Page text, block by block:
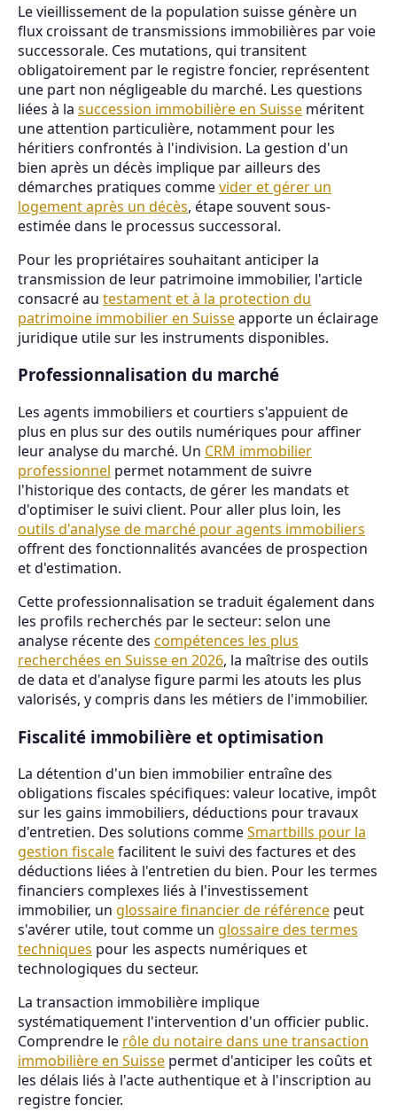
Le vieillissement de la population suisse génère un
flux croissant de transmissions immobilières par voie
successorale. Ces mutations, qui transitent
obligatoirement par le registre foncier, représentent
une part non négligeable du marché. Les questions
liées à la succession immobilière en Suisse méritent
une attention particulière, notamment pour les
héritiers confrontés à l'indivision. La gestion d'un
bien après un décès implique par ailleurs des
démarches pratiques commevider et gérer un
logement après un décès, étape souvent sous-
estimée dans le processus successoral.
Pour les propriétaires souhaitant anticiper la
transmission de leur patrimoine immobilier, l'article
consacré au testament et à la protection du
patrimoine immobilier en Suisseapporte un éclairage
juridique utile sur les instruments disponibles.
Professionnalisation du marché
Les agents immobiliers et courtiers s'appuient de
plus en plus sur des outils numériques pour affiner
leur analyse du marché. Un CRM immobilier
professionnel permet notamment de suivre
l'historique des contacts, de gérer les mandats et
d'optimiser le suivi client. Pour aller plus loin, les
outils d'analyse de marché pour agents immobiliers
offrent des fonctionnalités avancées de prospection
et d'estimation.
Cette professionnalisation se traduit également dans
les profils recherchés par le secteur: selon une
analyse récente des compétences les plus
recherchées en Suisse en 2026, la maîtrise des outils
de data et d'analyse figure parmi les atouts les plus
valorisés, y compris dans les métiers de l'immobilier.
Fiscalité immobilière et optimisation
La détention d'un bien immobilier entraîne des
obligations fiscales spécifiques: valeur locative, impôt
sur les gains immobiliers, déductions pour travaux
d'entretien. Des solutions commeSmartbills pour la
gestion fiscalefacilitent le suivi des factures et des
déductions liées à l'entretien du bien. Pour les termes
financiers complexes liés à l'investissement
immobilier, un glossaire financier de référence peut
s'avérer utile, tout comme un glossaire des termes
techniques pour les aspects numériques et
technologiques du secteur.
La transaction immobilière implique
systématiquement l'intervention d'un officier public.
Comprendre le rôle du notaire dans une transaction
immobilière en Suisse permet d'anticiper les coûts et
les délais liés à l'acte authentique et à l'inscription au
registre foncier.